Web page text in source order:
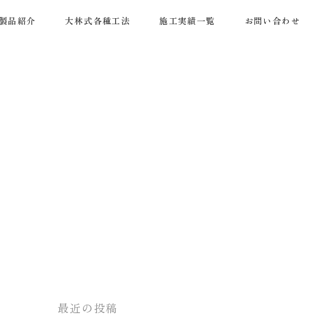
製品紹介 大林式各種工法 施工実績一覧 お問い合わせ
最近の投稿